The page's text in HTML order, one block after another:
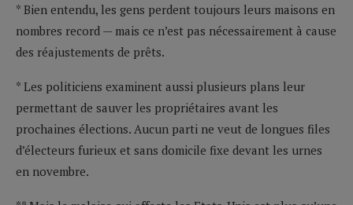
* Bien entendu, les gens perdent toujours leurs maisons en
nombres record — mais ce n’est pas nécessairement à cause
des réajustements de prêts.
* Les politiciens examinent aussi plusieurs plans leur
permettant de sauver les propriétaires avant les
prochaines élections. Aucun parti ne veut de longues files
d’électeurs furieux et sans domicile fixe devant les urnes
en novembre.